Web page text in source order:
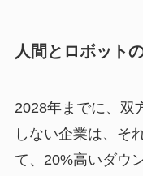
人間とロボット
2028年までに、双
しない企業は、そ
て、20%高いダウ